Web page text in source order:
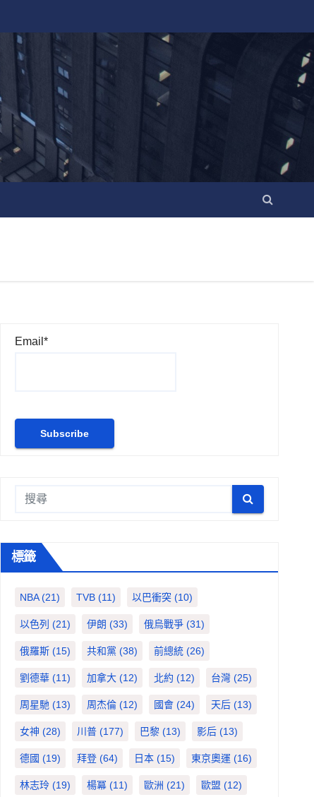
Email*
標籤
NBA(21) TVB (11) 以巴衝突 (10)
以色列 (21) 伊朗 (33) 俄烏戰爭 (31)
俄羅斯 (15) 共和黨 (38) 前總統 (26)
劉德華 (11) 加拿大 (12) 北約 (12) 台灣 (25)
周星馳 (13) 周杰倫 (12) 國會 (24) 天后 (13)
女神 (28) 川普 (177) 巴黎 (13) 影后 (13)
德國 (19) 拜登 (64) 日本 (15) 東京奧運 (16)
林志玲 (19) 楊冪 (11) 歐洲 (21) 歐盟 (12)